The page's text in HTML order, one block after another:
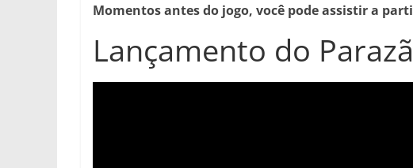
Momentos antes do jogo, você pode assistir a
Lançamento do